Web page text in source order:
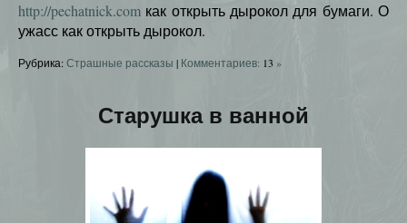
http://pechatnick.com как открыть дырокол для бумаги. О
ужасс как открыть дырокол.
Рубрика:Страшные рассказы | Комментариев: 13 »
Старушка в ванной